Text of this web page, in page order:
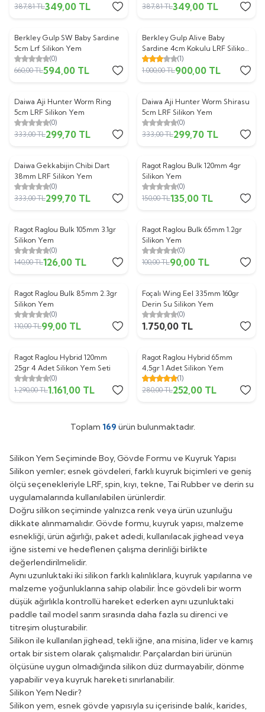
387,81TL349,00 TL
387,81TL349,00 TL
%10
Berkley Gulp SW Baby Sardine
5cm Lrf Silikon Yem
(0)
660,00TL594,00 TL
%10
Berkley Gulp Alive Baby
Sardine 4cm Kokulu LRF Silikon
Yem
(1)
1.000,00TL900,00 TL
%10
Daiwa Aji Hunter Worm Ring
5cm LRF Silikon Yem
(0)
333,00TL299,70 TL
%10
Daiwa Aji Hunter Worm Shirasu
5cm LRF Silikon Yem
(0)
333,00TL299,70 TL
%10
Daiwa Gekkabijin Chibi Dart
38mm LRF Silikon Yem
(0)
333,00TL299,70 TL
%10
Ragot Raglou Bulk 120mm 4gr
Silikon Yem
(0)
150,00TL135,00 TL
%10
Ragot Raglou Bulk 105mm 3.1gr
Silikon Yem
(0)
140,00TL126,00 TL
%10
Ragot Raglou Bulk 65mm 1.2gr
Silikon Yem
(0)
100,00TL90,00 TL
%10
Ragot Raglou Bulk 85mm 2.3gr
Silikon Yem
(0)
110,00TL99,00 TL
Foçalı Wing Eel 335mm 160gr
Derin Su Silikon Yem
(0)
1.750,00 TL
%10
Ragot Raglou Hybrid 120mm
25gr 4 Adet Silikon Yem Seti
(0)
1.290,00TL1.161,00 TL
%10
Ragot Raglou Hybrid 65mm
4,5gr 1 Adet Silikon Yem
(1)
280,00TL252,00 TL
Toplam 169 ürün bulunmaktadır.
Silikon Yem Seçiminde Boy, Gövde Formu ve Kuyruk Yapısı
Silikon yemler; esnek gövdeleri, farklı kuyruk biçimleri ve geniş
ölçü seçenekleriyle LRF, spin, kıyı, tekne, Tai Rubber ve derin su
uygulamalarında kullanılabilen ürünlerdir.
Doğru silikon seçiminde yalnızca renk veya ürün uzunluğu
dikkate alınmamalıdır. Gövde formu, kuyruk yapısı, malzeme
esnekliği, ürün ağırlığı, paket adedi, kullanılacak jighead veya
iğne sistemi ve hedeflenen çalışma derinliği birlikte
değerlendirilmelidir.
Aynı uzunluktaki iki silikon farklı kalınlıklara, kuyruk yapılarına ve
malzeme yoğunluklarına sahip olabilir. İnce gövdeli bir worm
düşük ağırlıkla kontrollü hareket ederken aynı uzunluktaki
paddle tail model sarım sırasında daha fazla su direnci ve
titreşim oluşturabilir.
Silikon ile kullanılan jighead, tekli iğne, ana misina, lider ve kamış
ortak bir sistem olarak çalışmalıdır. Parçalardan biri ürünün
ölçüsüne uygun olmadığında silikon düz durmayabilir, dönme
yapabilir veya kuyruk hareketi sınırlanabilir.
Silikon Yem Nedir?
Silikon yem, esnek gövde yapısıyla su içerisinde balık, karides,